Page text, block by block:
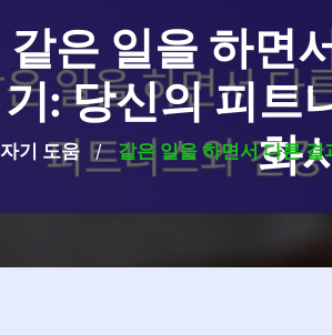
같은 일을 하면
기: 당신의 피트
화
자기 도움 / 같은 일을 하면서 다른